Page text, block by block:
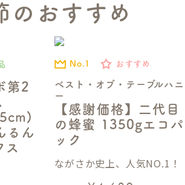
のおすすめ
第2
るん
ス
ベスト・オブ・テーブルハニ
ー
【感謝価格】二代目
の蜂蜜 1350gエコパ
ック
No.1 おすすめ
ながさか史上、人気NO.1！